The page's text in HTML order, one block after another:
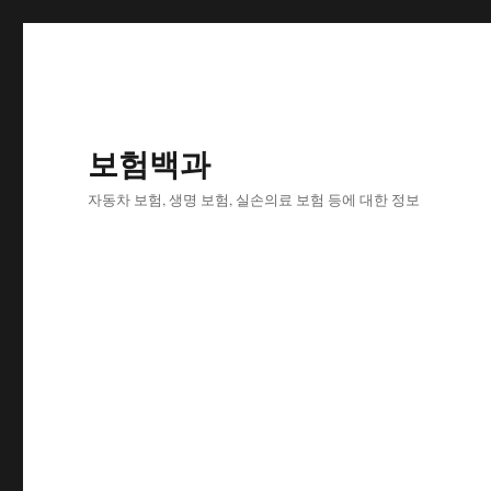
보험백과
자동차 보험, 생명 보험, 실손의료 보험 등에 대한 정보